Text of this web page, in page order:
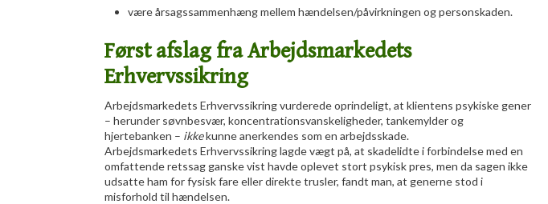
​være årsagssammenhæng mellem hændelsen/påvirkningen og personskaden.
Først afslag fraArbejdsmarkedets
Erhvervssikring
Arbejdsmarkedets Erhvervssikring vurderede oprindeligt, at klientens psykiske gener
– herunder søvnbesvær, koncentrationsvanskeligheder, tankemylder og
hjertebanken – ikkekunne anerkendes som en arbejdsskade.
Arbejdsmarkedets Erhvervssikring lagde vægt på, at skadelidte i forbindelse med en
omfattende retssag ganske vist havde oplevet stort psykisk pres, men da sagen ikke
udsatte ham for fysisk fare eller direkte trusler, fandt man, at generne stod i
misforhold til hændelsen.